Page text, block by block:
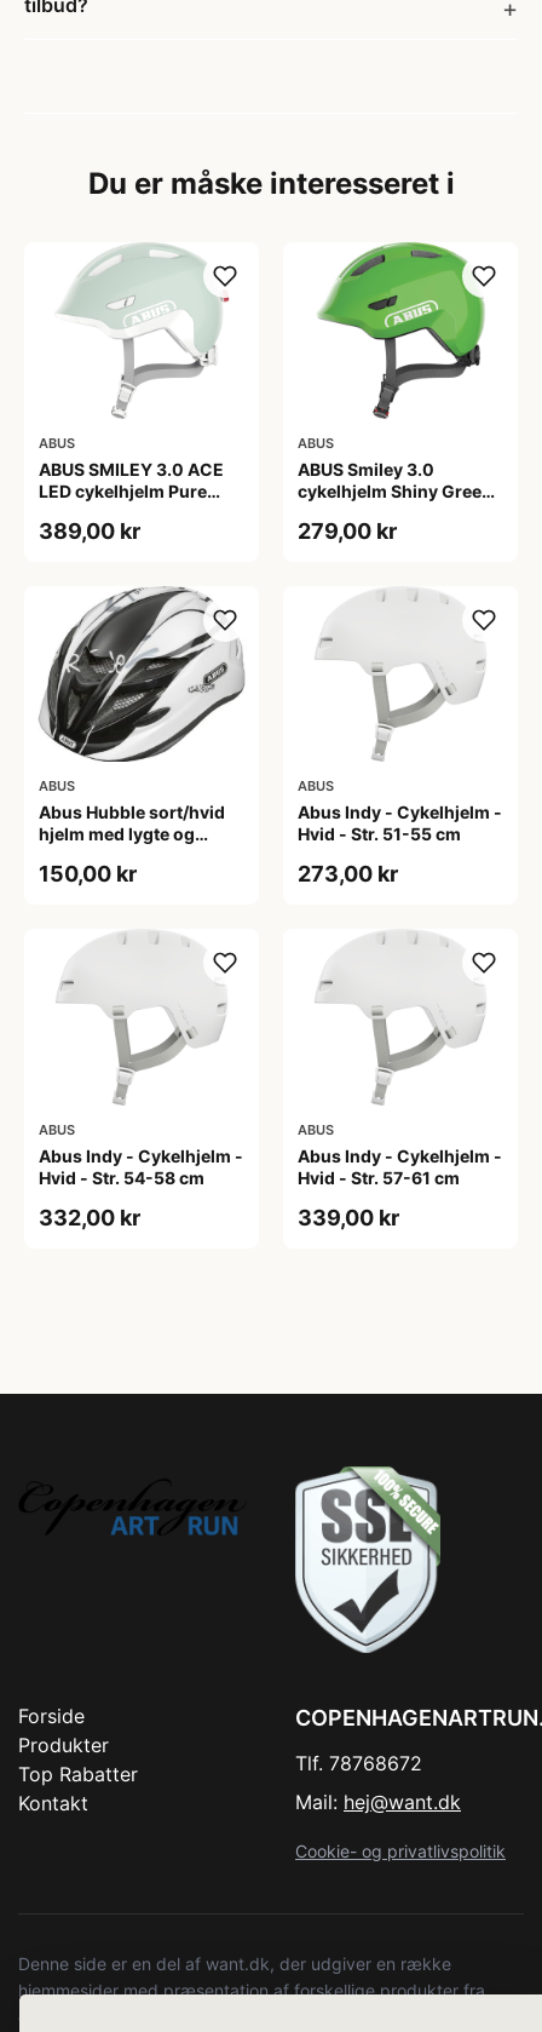
tilbud?
Du er måske interesseret i
ABUS
ABUS SMILEY 3.0 ACE
LED cykelhjelm Pure
389,00 kr
ABUS
ABUS Smiley 3.0
cykelhjelm Shiny Green
cm)
279,00 kr
ABUS
Abus Hubble sort/hvid
hjelm med lygte og
(Hjelmstørrelse: 46-52
150,00 kr
ABUS
Abus Indy - Cykelhjelm -
Hvid - Str. 51-55 cm
273,00 kr
ABUS
Abus Indy - Cykelhjelm -
Hvid - Str. 54-58 cm
332,00 kr
ABUS
Abus Indy - Cykelhjelm -
Hvid - Str. 57-61 cm
339,00 kr
Forside
Produkter
Top Rabatter
Kontakt
Tlf. 78768672
Mail: hej@want.dk
Cookie- og privatlivspolitik
Denne side er en del af want.dk, der udgiver en række
hjemmesider med præsentation af forskellige produkter fra
diverse webshops. Der sælges ikke varer fra denne side - vi